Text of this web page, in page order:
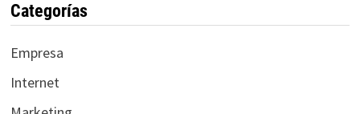
Categorías
Empresa
Internet